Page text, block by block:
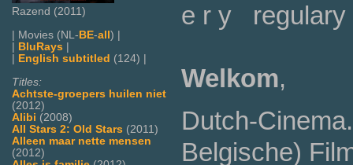
Razend (2011)
| Movies (NL- BE-all ) |
BluRays
English subtitled (124) |
Titles:
Achtste-groepers huilen niet
(2012)
Alibi (2008)
All Stars 2: Old Stars (2011)
Alleen maar nette mensen
(2012)
e r y regulary
Welkom,
Dutch-
Belgische)